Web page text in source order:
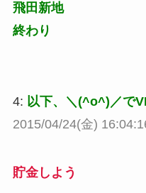
飛田新地
終わり
4: 以下、＼(^o^)／で
2015/04/24(金)
貯金しよう